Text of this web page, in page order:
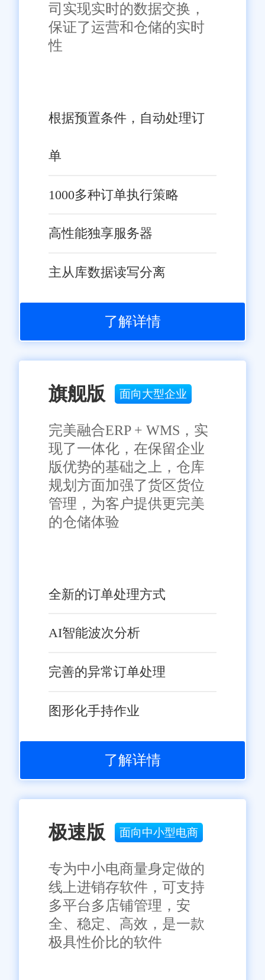
司实现实时的数据交换，
保证了运营和仓储的实时
性
根据预置条件，自动处理订
单
1000多种订单执行策略
高性能独享服务器
主从库数据读写分离
了解详情
旗舰版 面向大型企业
完美融合ERP + WMS，实
现了一体化，在保留企业
版优势的基础之上，仓库
规划方面加强了货区货位
管理，为客户提供更完美
的仓储体验
全新的订单处理方式
AI智能波次分析
完善的异常订单处理
图形化手持作业
了解详情
极速版 面向中小型电商
专为中小电商量身定做的
线上进销存软件，可支持
多平台多店铺管理，安
全、稳定、高效，是一款
极具性价比的软件